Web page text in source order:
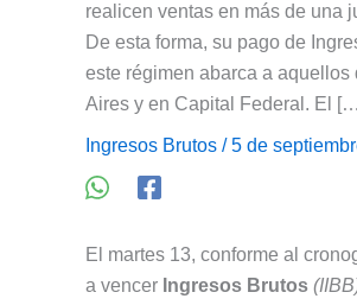
realicen ventas en más de una
De esta forma, su pago de
este régimen abarca a
Aires y en Capital Federal. El
Ingresos Brutos / 5 de
El martes 13, conforme al
a vencer Ingresos Brutos